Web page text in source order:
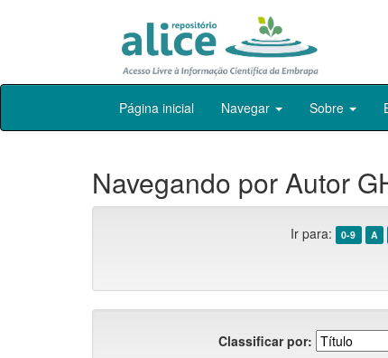
Skip
Página inicial Navegar Sobre
Navegando por Autor
Ir para: 0-9 A
Classificar por: